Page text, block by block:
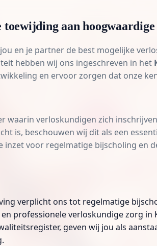
aan
en je partner de best mogelijke
hebben wij ons ingeschreven in het
en ervoor zorgen dat onze
verloskundigen zich
is, beschouwen wij dit als een
voor regelmatige bijscholing en
verplicht ons tot regelmatige
professionele verloskundige zorg in
geven wij jou als